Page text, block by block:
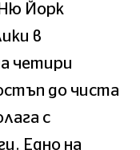
Йорк
в
четири
до чиста
с
Едно на